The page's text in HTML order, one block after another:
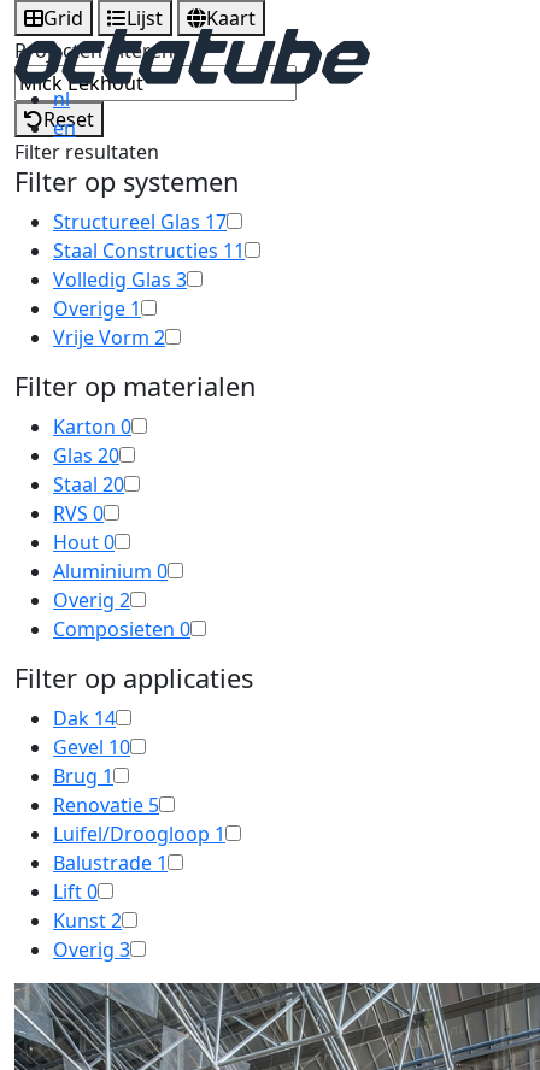
nl
en
Grid Lijst
Kaart
Projecten filteren
Reset
Filter resultaten
Filter op systemen
Structureel Glas 17
Staal Constructies 11
Volledig Glas 3
Overige 1
Vrije Vorm 2
Filter op materialen
Karton 0
Glas 20
Staal 20
RVS 0
Hout0
Aluminium 0
Overig 2
Composieten 0
Filter op applicaties
Dak 14
Gevel 10
Brug 1
Renovatie 5
Luifel/Droogloop 1
Balustrade 1
Lift0
Kunst2
Overig 3